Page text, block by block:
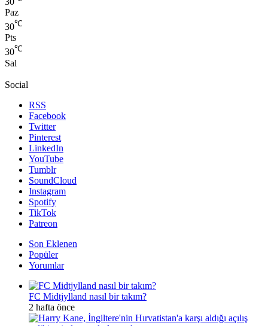
Paz
30℃
Pts
30℃
Sal
Social
RSS
Facebook
Twitter
Pinterest
LinkedIn
YouTube
Tumblr
SoundCloud
Instagram
Spotify
TikTok
Patreon
Son Eklenen
Popüler
Yorumlar
FC Midtjylland nasıl bir takım?
2 hafta önce